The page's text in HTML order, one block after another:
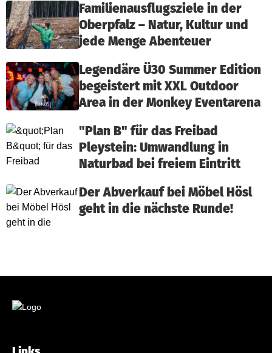
Familienausflugsziele in der
Oberpfalz – Natur, Kultur und
jede Menge Abenteuer
Legendäre Ü30 Summer Edition
begeistert mit XXL Outdoor
Area in der Monkey Eventarena
"Plan B" für das Freibad
Pleystein: Umwandlung in
Naturbad bei freiem Eintritt
Der Abverkauf bei Möbel Hösl
geht in die nächste Runde!